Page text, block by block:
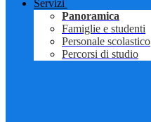
Servizi
Panoramica
Famiglie e studenti
Personale scolastico
Percorsi di studio